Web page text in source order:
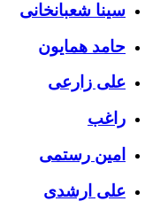
سینا شعبانخانی
حامد همایون
علی زارعی
راغب
امین رستمی
علی ارشدی